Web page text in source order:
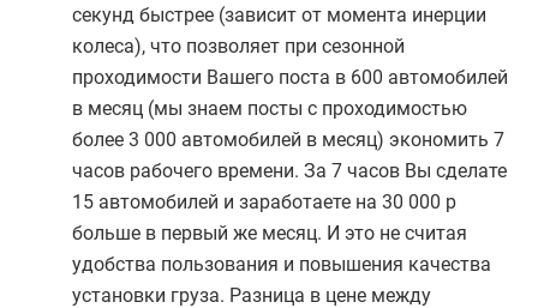
секунд быстрее (зависит от момента инерции
колеса), что позволяет при сезонной
проходимости Вашего поста в 600 автомобилей
в месяц (мы знаем посты с проходимостью
более 3 000 автомобилей в месяц) экономить 7
часов рабочего времени. За 7 часов Вы сделате
15 автомобилей и заработаете на 30 000 р
больше в первый же месяц. И это не считая
удобства пользования и повышения качества
установки груза. Разница в цене между